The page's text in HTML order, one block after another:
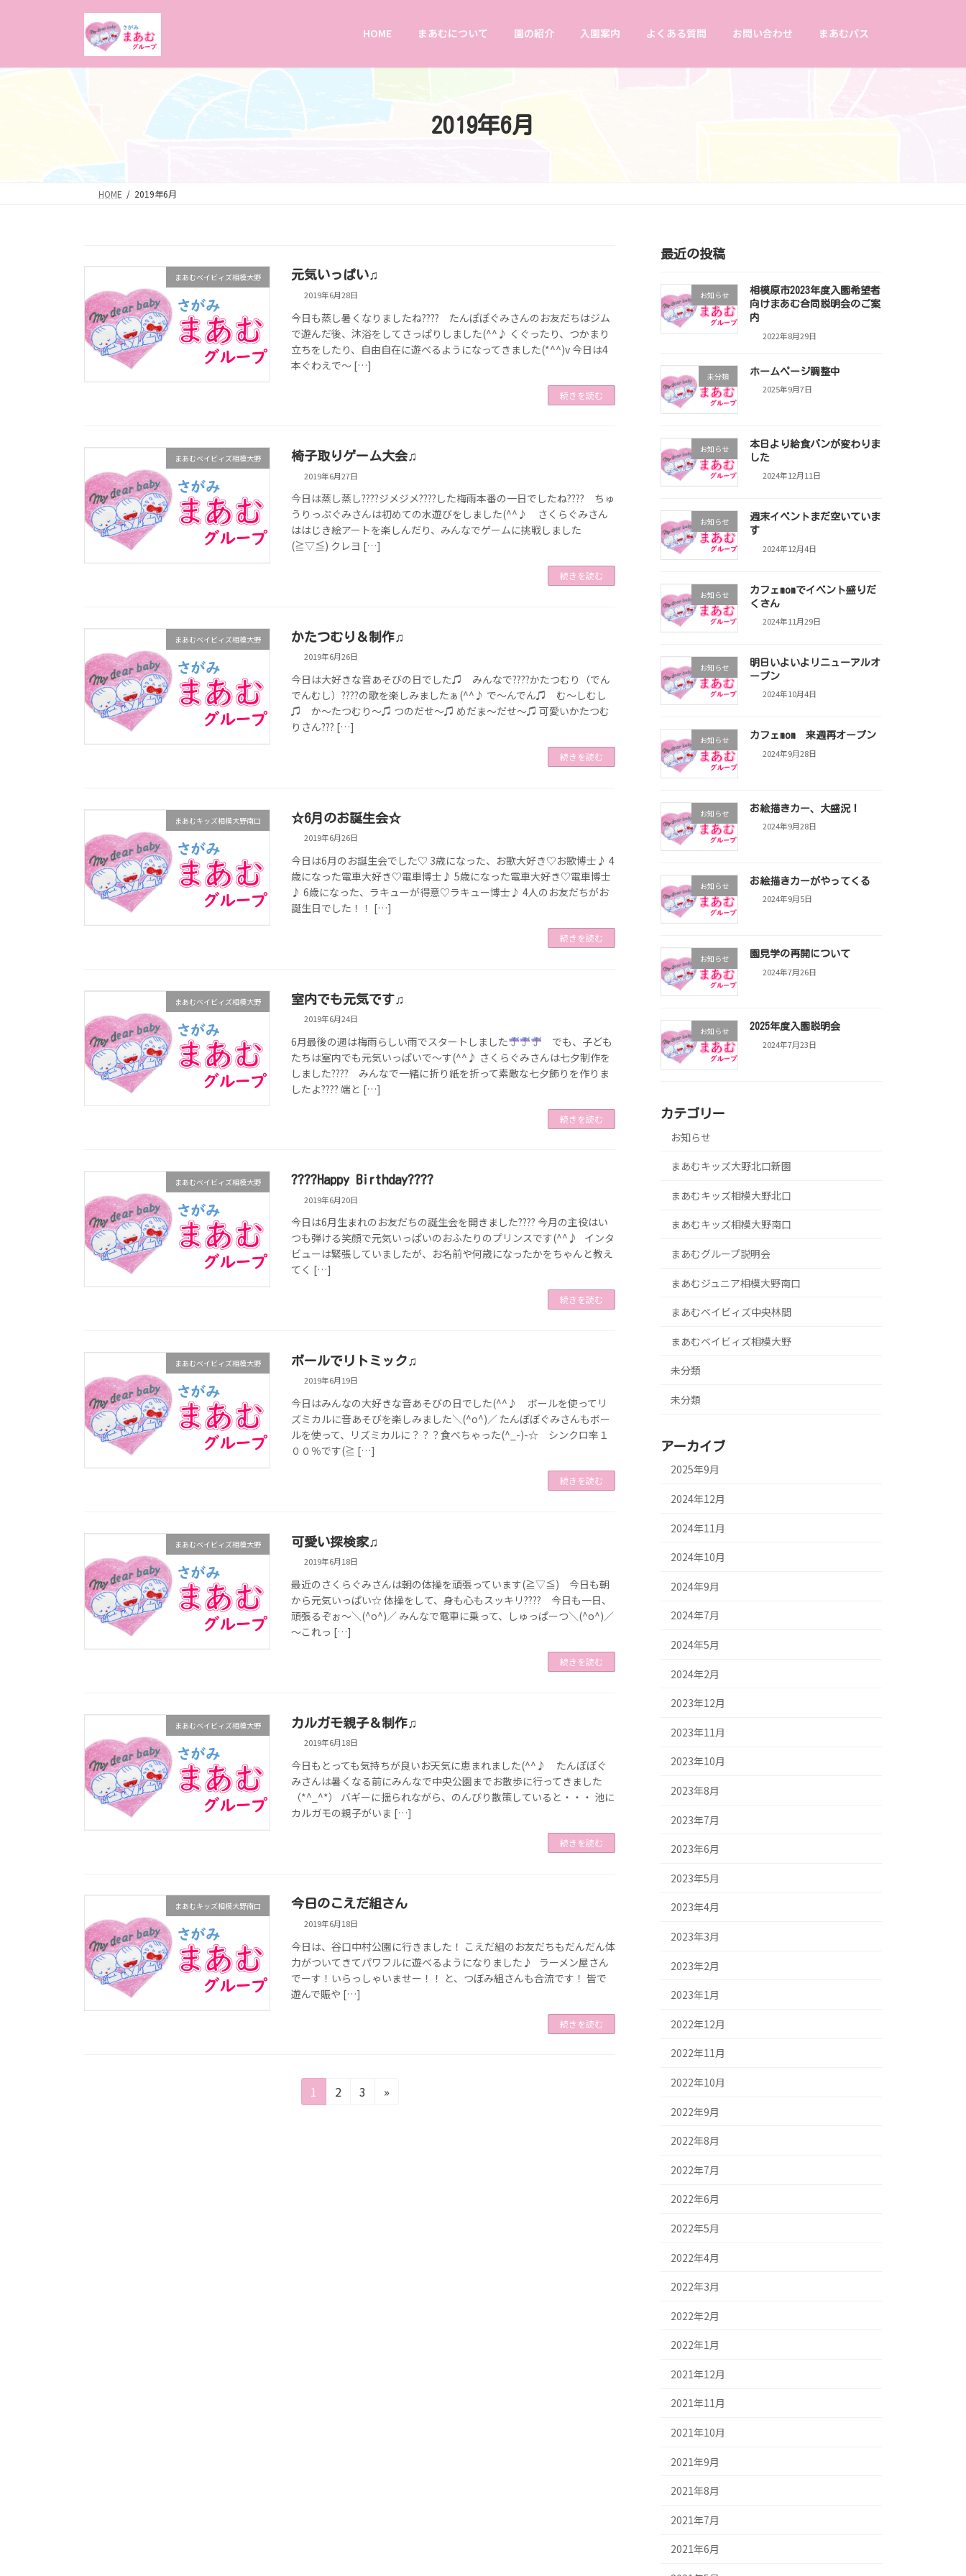
HOME まあむについて 園の紹介 入園案内 よくある質問 お問い合わせ まあむパス
2019年6月
HOME 2019年6月
まあむベイビィズ相模大野 元気いっぱい♫
2019年6月28日
今日も蒸し暑くなりましたね???? たんぽぽぐみさんのお友だちはジム
で遊んだ後、沐浴をしてさっぱりしました(^^♪ くぐったり、つかまり
立ちをしたり、自由自在に遊べるようになってきました(*^^)v 今日は4
本ぐわえで～ […]
続きを読む
まあむベイビィズ相模大野 椅子取りゲーム大会♫
2019年6月27日
今日は蒸し蒸し????ジメジメ????した梅雨本番の一日でしたね???? ちゅ
うりっぷぐみさんは初めての水遊びをしました(^^♪ さくらぐみさん
ははじき絵アートを楽しんだり、みんなでゲームに挑戦しました
(≧▽≦) クレヨ […]
続きを読む
まあむベイビィズ相模大野 かたつむり＆制作♫
2019年6月26日
今日は大好きな音あそびの日でした♫ みんなで????かたつむり（でん
でんむし）????の歌を楽しみましたぁ(^^♪ で～んでん♫ む～しむし
♫ か～たつむり～♫ つのだせ～♫ めだま～だせ～♫ 可愛いかたつむ
りさん??? […]
続きを読む
まあむキッズ相模大野南口 ☆6月のお誕生会☆
2019年6月26日
今日は6月のお誕生会でした♡ 3歳になった、お歌大好き♡お歌博士♪ 4
歳になった電車大好き♡電車博士♪ 5歳になった電車大好き♡電車博士
♪ 6歳になった、ラキューが得意♡ラキュー博士♪ 4人のお友だちがお
誕生日でした！！ […]
続きを読む
まあむベイビィズ相模大野 室内でも元気です♫
2019年6月24日
6月最後の週は梅雨らしい雨でスタートしました
でも、子ども
たちは室内でも元気いっぱいで～す(^^♪ さくらぐみさんは七夕制作を
しました???? みんなで一緒に折り紙を折って素敵な七夕飾りを作りま
したよ???? 端と […]
続きを読む
まあむベイビィズ相模大野 ????Happy Birthday????
2019年6月20日
今日は6月生まれのお友だちの誕生会を開きました???? 今月の主役はい
つも弾ける笑顔で元気いっぱいのおふたりのプリンスです(^^♪ インタ
ビューは緊張していましたが、お名前や何歳になったかをちゃんと教え
てく […]
続きを読む
まあむベイビィズ相模大野 ボールでリトミック♫
2019年6月19日
今日はみんなの大好きな音あそびの日でした(^^♪ ボールを使ってリ
ズミカルに音あそびを楽しみました＼(^o^)／ たんぽぽぐみさんもボー
ルを使って、リズミカルに？？？食べちゃった(^_-)-☆ シンクロ率１
００％です(≧ […]
続きを読む
まあむベイビィズ相模大野 可愛い探検家♫
2019年6月18日
最近のさくらぐみさんは朝の体操を頑張っています(≧▽≦) 今日も朝
から元気いっぱい☆ 体操をして、身も心もスッキリ???? 今日も一日、
頑張るぞぉ～＼(^o^)／ みんなで電車に乗って、しゅっぱーつ＼(^o^)／
～これっ […]
続きを読む
まあむベイビィズ相模大野 カルガモ親子＆制作♫
2019年6月18日
今日もとっても気持ちが良いお天気に恵まれました(^^♪ たんぽぽぐ
みさんは暑くなる前にみんなで中央公園までお散歩に行ってきました
（*^_^*） バギーに揺られながら、のんびり散策していると・・・ 池に
カルガモの親子がいま […]
続きを読む
まあむキッズ相模大野南口 今日のこえだ組さん
2019年6月18日
今日は、谷口中村公園に行きました！ こえだ組のお友だちもだんだん体
力がついてきてパワフルに遊べるようになりました♪ ラーメン屋さん
でーす！いらっしゃいませー！！ と、つぼみ組さんも合流です！ 皆で
遊んで賑や […]
続きを読む
固
定
1
固
2
固
3 »
最近の投稿
お知らせ
相模原市2023年度入園希望者
向けまあむ合同説明会のご案
内
2022年8月29日
未分類 ホームページ調整中
2025年9月7日
お知らせ
本日より給食パンが変わりま
した
2024年12月11日
お知らせ
週末イベントまだ空いていま
す
2024年12月4日
お知らせ
カフェmomでイベント盛りだ
くさん
2024年11月29日
お知らせ
明日いよいよリニューアルオ
ープン
2024年10月4日
お知らせ カフェmom 来週再オープン
2024年9月28日
お知らせ お絵描きカー、大盛況！
2024年9月28日
お知らせ お絵描きカーがやってくる
2024年9月5日
お知らせ 園見学の再開について
2024年7月26日
お知らせ 2025年度入園説明会
2024年7月23日
カテゴリー
お知らせ
まあむキッズ大野北口新園
まあむキッズ相模大野北口
まあむキッズ相模大野南口
まあむグループ説明会
まあむジュニア相模大野南口
まあむベイビィズ中央林間
まあむベイビィズ相模大野
未分類
未分類
アーカイブ
2025年9月
2024年12月
2024年11月
2024年10月
2024年9月
2024年7月
2024年5月
2024年2月
2023年12月
2023年11月
2023年10月
2023年8月
2023年7月
2023年6月
2023年5月
2023年4月
2023年3月
2023年2月
2023年1月
2022年12月
2022年11月
2022年10月
2022年9月
2022年8月
2022年7月
2022年6月
2022年5月
2022年4月
2022年3月
2022年2月
2022年1月
2021年12月
2021年11月
2021年10月
2021年9月
2021年8月
2021年7月
2021年6月